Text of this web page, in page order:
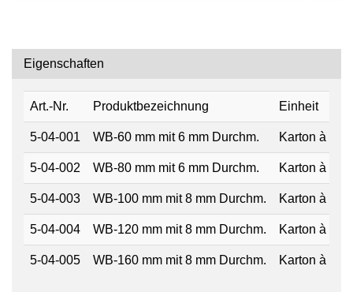
Eigenschaften
Art.-Nr. Produktbezeichnung Einheit
5-04-001 WB-60 mm mit 6 mm Durchm. Karton à
5-04-002 WB-80 mm mit 6 mm Durchm. Karton à
5-04-003 WB-100 mm mit 8 mm Durchm. Karton à
5-04-004 WB-120 mm mit 8 mm Durchm. Karton à
5-04-005 WB-160 mm mit 8 mm Durchm. Karton à